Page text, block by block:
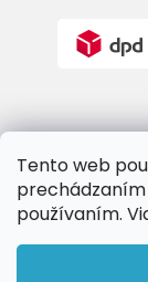
Tento web
používaním.